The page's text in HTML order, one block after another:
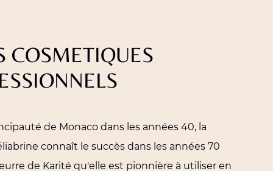
COSMETIQUES
de Monaco dans les années 40, la
connaît le succès dans les années 70
de Karité qu'elle est pionnière à utiliser en